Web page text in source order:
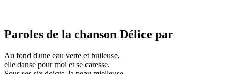
Paroles de la chanson Délice par
Au fond d'une eau verte et huileuse,
elle danse pour moi et se caresse.